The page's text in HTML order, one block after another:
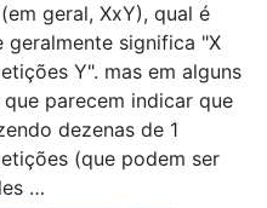
geral, XxY), qual é
geralmente significa "X
Y". mas em alguns
parecem indicar que
dezenas de 1
(que podem ser
…